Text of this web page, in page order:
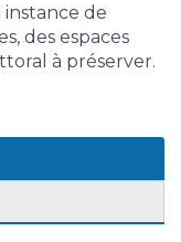
de
des espaces
à préserver.